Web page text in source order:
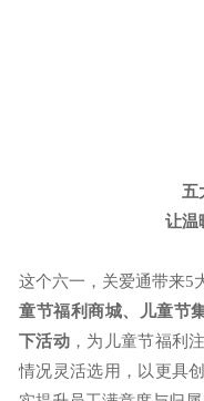
五
让温
这个六一，关爱通带来5
童节福利商城、儿童节
下活动 ， 为儿童节福利
情况灵活选用，以更具